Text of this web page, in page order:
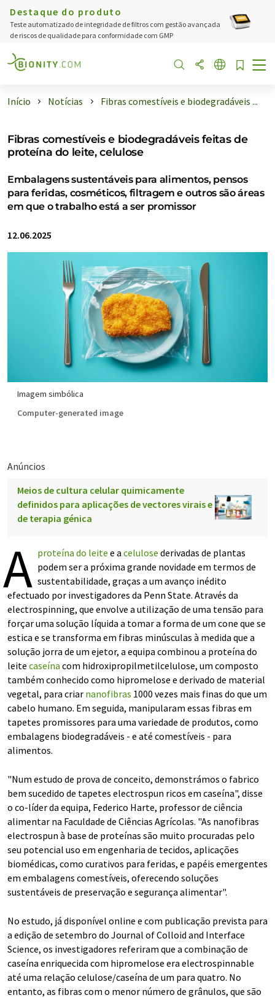
Destaque do produto
Teste automatizado de integridade de filtros com gestão avançada
de riscos de qualidade para conformidade com GMP
Início Notícias Fibras comestíveis e biodegradáveis ...
Fibras comestíveis e biodegradáveis feitas de
proteína do leite, celulose
Embalagens sustentáveis para alimentos, pensos
para feridas, cosméticos, filtragem e outros são áreas
em que o trabalho está a ser promissor
12.06.2025
Imagem simbólica
Computer-generated image
Anúncios
Meios de cultura celular quimicamente
definidos para aplicações de vectores virais e
de terapia génica
A proteína do leite e a celulose derivadas de plantas
podem ser a próxima grande novidade em termos de
sustentabilidade, graças a um avanço inédito
efectuado por investigadores da Penn State. Através da
electrospinning, que envolve a utilização de uma tensão para
forçar uma solução líquida a tomar a forma de um cone que se
estica e se transforma em fibras minúsculas à medida que a
solução jorra de um ejetor, a equipa combinou a proteína do
leite caseína com hidroxipropilmetilcelulose, um composto
também conhecido como hipromelose e derivado de material
vegetal, para criar nanofibras 1000 vezes mais finas do que um
cabelo humano. Em seguida, manipularam essas fibras em
tapetes promissores para uma variedade de produtos, como
embalagens biodegradáveis - e até comestíveis - para
alimentos.
"Num estudo de prova de conceito, demonstrámos o fabrico
bem sucedido de tapetes electrospun ricos em caseína", disse
o co-líder da equipa, Federico Harte, professor de ciência
alimentar na Faculdade de Ciências Agrícolas. "As nanofibras
electrospun à base de proteínas são muito procuradas pelo
seu potencial uso em engenharia de tecidos, aplicações
biomédicas, como curativos para feridas, e papéis emergentes
em embalagens comestíveis, oferecendo soluções
sustentáveis de preservação e segurança alimentar".
No estudo, já disponível online e com publicação prevista para
a edição de setembro do Journal of Colloid and Interface
Science, os investigadores referiram que a combinação de
caseína enriquecida com hipromelose era electrospinnable
até uma relação celulose/caseína de um para quatro. No
entanto, as fibras com o menor número de grânulos, que são